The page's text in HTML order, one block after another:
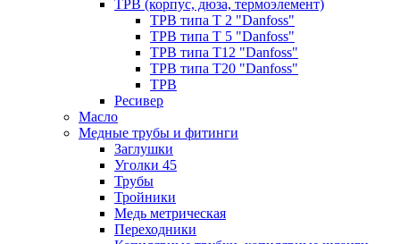
ТРВ (корпус, дюза, термоэлемент)
ТРВ типа Т 2 "Danfoss"
ТРВ типа Т 5 "Danfoss"
ТРВ типа Т12 "Danfoss"
ТРВ типа Т20 "Danfoss"
ТРВ
Ресивер
Масло
Медные трубы и фитинги
Заглушки
Уголки 45
Трубы
Тройники
Медь метрическая
Переходники